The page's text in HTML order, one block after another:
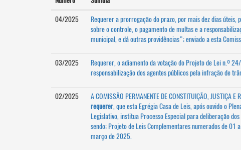
04/2025
Requerer a prorrogação do prazo, por mais dez dias
sobre o controle, o pagamento de multas e a
municipal, e dá outras providências”; enviado a esta
03/2025
Requerer, o adiamento da votação do Projeto de Lei n.º
responsabilização dos agentes públicos pela infração de
02/2025
A COMISSÃO PERMANENTE DE CONSTITUIÇÃO, JUSTIÇA
requerer, que esta Egrégia Casa de Leis, após ouvido o
Legislativo, institua Processo Especial para deliberação
sendo; Projeto de Leis Complementares numerados de
março de 2025.